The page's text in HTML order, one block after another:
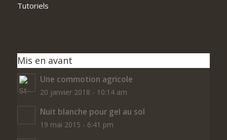
Tutoriels
Mis en avant
Une commotion agricole
20 janvier 2018 - 10:14 am
Nuit blanche pour gel au sol
19 mai 2015 - 6:41 pm